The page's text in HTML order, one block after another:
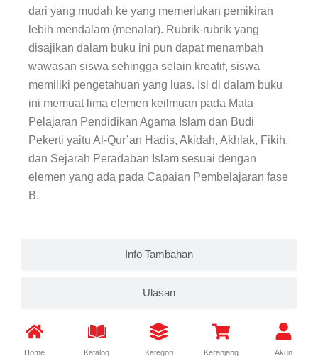
Info Tambahan
Ulasan
dari yang mudah ke yang memerlukan pemikiran
lebih mendalam (menalar). Rubrik-rubrik yang
disajikan dalam buku ini pun dapat menambah
wawasan siswa sehingga selain kreatif, siswa
memiliki pengetahuan yang luas. Isi di dalam buku
ini memuat lima elemen keilmuan pada Mata
Pelajaran Pendidikan Agama Islam dan Budi
Pekerti yaitu Al-Qur’an Hadis, Akidah, Akhlak, Fikih,
dan Sejarah Peradaban Islam sesuai dengan
elemen yang ada pada Capaian Pembelajaran fase
B.
Home Katalog Kategori Keranjang Akun